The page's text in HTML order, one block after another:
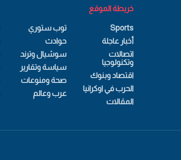
خريطة الموقع
Sports
أخبار عاجلة
اتصالات
وتكنولوجيا
اقتصاد وبنوك
الحرب في اوكرانيا
المقالات
توب ستوري
حوادث
سوشيال وترند
سياسة وتقارير
صحة ومنوعات
عرب وعالم